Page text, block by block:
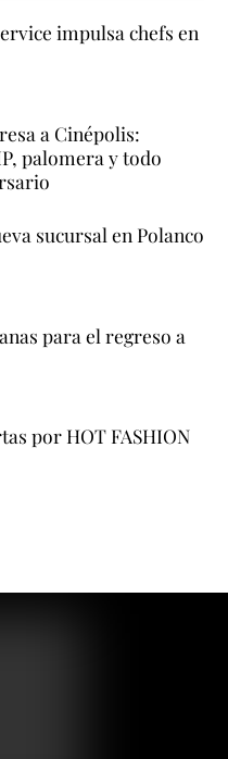
impulsa chefs en
a Cinépolis:
palomera y todo
sucursal en Polanco
para el regreso a
por HOT FASHION